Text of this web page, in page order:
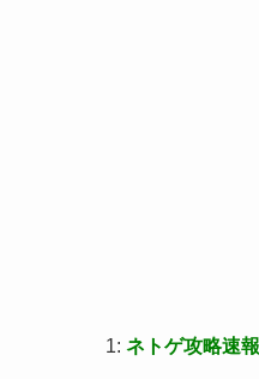
1: ネトゲ攻略速報